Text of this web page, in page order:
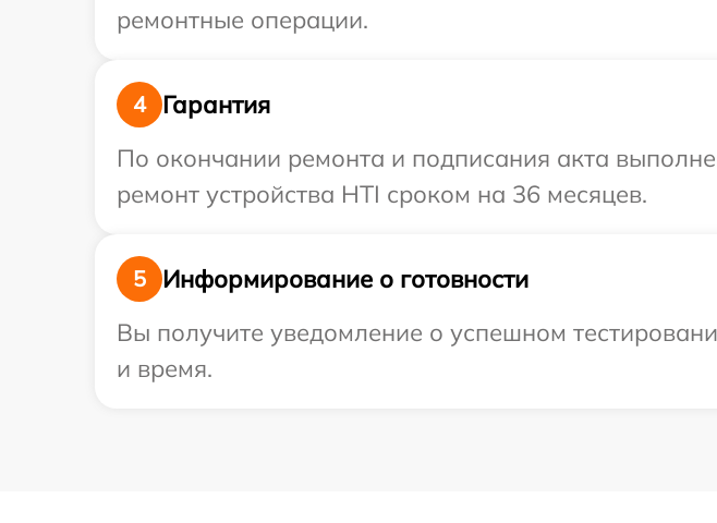
ремонтные операции.
4
Гарантия
По окончании ремонта и подписания акта
ремонт устройства HTI сроком на 36 месяцев.
5
Информирование о готовности
Вы получите уведомление о успешном
и время.